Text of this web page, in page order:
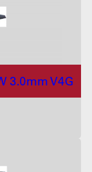
3.0mm V4G